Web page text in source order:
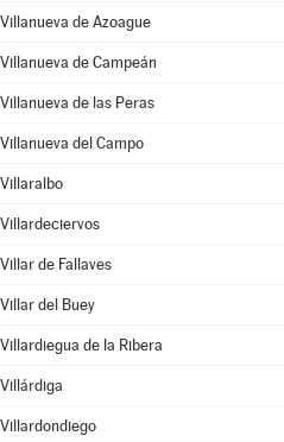
Villanueva de Azoague
Villanueva de Campeán
Villanueva de las Peras
Villanueva del Campo
Villaralbo
Villardeciervos
Villar de Fallaves
Villar del Buey
Villardiegua de la Ribera
Villárdiga
Villardondiego